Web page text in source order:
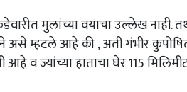
मुलांच्या वयाचा उल्लेख नाही.
असे म्हटले आहे की , अती गंभीर
व ज्यांच्या हाताचा घेर 115